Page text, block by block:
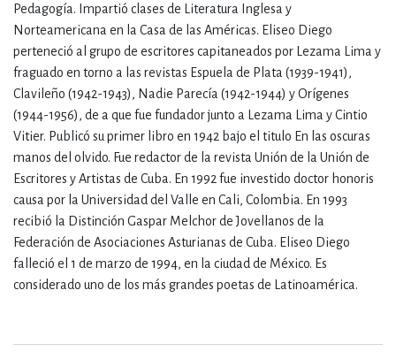
Pedagogía. Impartió clases de Literatura Inglesa y
Norteamericana en la Casa de las Américas. Eliseo Diego
perteneció al grupo de escritores capitaneados por Lezama Lima y
fraguado en torno a las revistas Espuela de Plata (1939-1941),
Clavileño (1942-1943), Nadie Parecía (1942-1944) y Orígenes
(1944-1956), de a que fue fundador junto a Lezama Lima y Cintio
Vitier. Publicó su primer libro en 1942 bajo el titulo En las oscuras
manos del olvido. Fue redactor de la revista Unión de la Unión de
Escritores y Artistas de Cuba. En 1992 fue investido doctor honoris
causa por la Universidad del Valle en Cali, Colombia. En 1993
recibió la Distinción Gaspar Melchor de Jovellanos de la
Federación de Asociaciones Asturianas de Cuba. Eliseo Diego
falleció el 1 de marzo de 1994, en la ciudad de México. Es
considerado uno de los más grandes poetas de Latinoamérica.